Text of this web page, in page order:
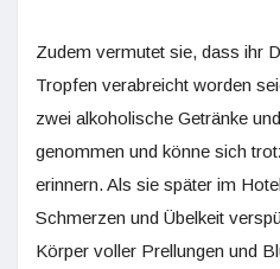
Zudem vermutet sie, dass ihr
Tropfen verabreicht worden
zwei alkoholische Getränke
genommen und könne sich
erinnern. Als sie später im
Schmerzen und Übelkeit
Körper voller Prellungen und